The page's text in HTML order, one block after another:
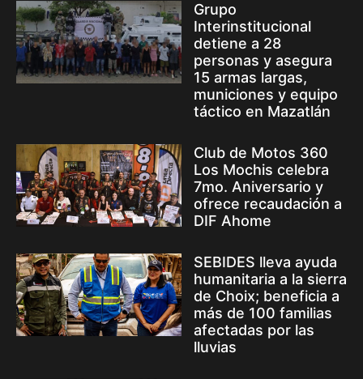
Grupo
Interinstitucional
detiene a 28
personas y asegura
15 armas largas,
municiones y equipo
táctico en Mazatlán
Club de Motos 360
Los Mochis celebra
7mo. Aniversario y
ofrece recaudación a
DIF Ahome
SEBIDES lleva ayuda
humanitaria a la sierra
de Choix; beneficia a
más de 100 familias
afectadas por las
lluvias